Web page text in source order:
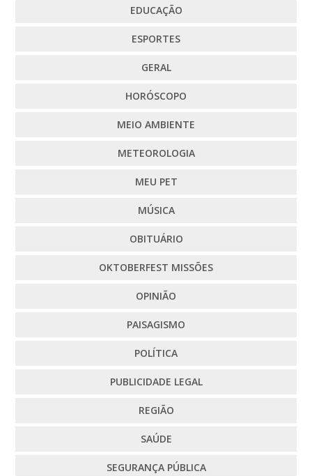
EDUCAÇÃO
ESPORTES
GERAL
HORÓSCOPO
MEIO AMBIENTE
METEOROLOGIA
MEU PET
MÚSICA
OBITUÁRIO
OKTOBERFEST MISSÕES
OPINIÃO
PAISAGISMO
POLÍTICA
PUBLICIDADE LEGAL
REGIÃO
SAÚDE
SEGURANÇA PÚBLICA